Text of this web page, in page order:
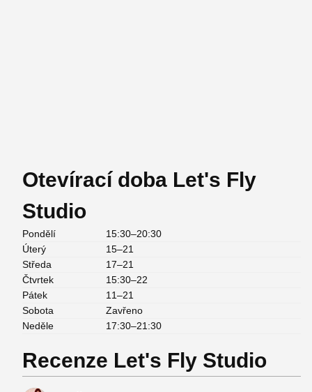
Otevírací doba Let's Fly
Studio
Pondělí
15:30–20:30
Úterý
15–21
Středa
17–21
Čtvrtek
15:30–22
Pátek
11–21
Sobota
Zavřeno
Neděle
17:30–21:30
Recenze Let's Fly Studio